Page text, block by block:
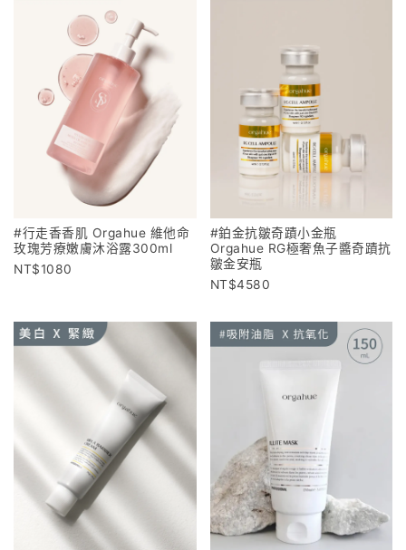
#行走香香肌 Orgahue 維他命
玫瑰芳療嫩膚沐浴露300ml
1080
#鉑金抗皺奇蹟小金瓶
Orgahue RG極奢魚子醬奇蹟抗
皺金安瓶
4580